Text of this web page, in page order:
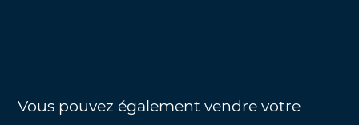
Vous pouvez également vendre votre